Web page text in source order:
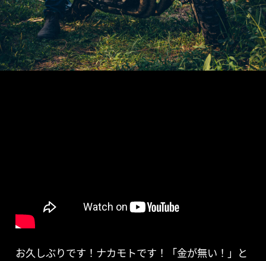
お久しぶりです！ナカモトです！「金が無い！」と